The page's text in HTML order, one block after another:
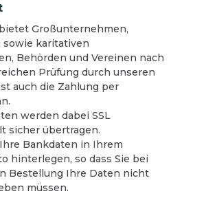
Großunternehmen,
karitativen
Behörden und Vereinen nach
Prüfung durch unseren
auch die Zahlung per
werden dabei SSL
sicher übertragen.
Bankdaten in Ihrem
hinterlegen, so dass Sie bei
Bestellung Ihre Daten nicht
müssen.